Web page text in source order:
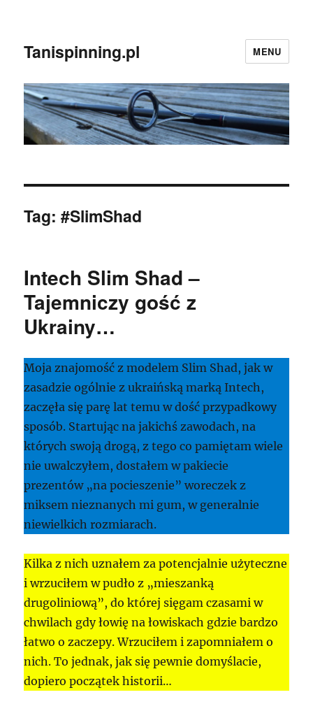
Tanispinning.pl MENU
Tag:#SlimShad
Intech Slim Shad –
Tajemniczy gość z
Ukrainy…
Moja znajomość z modelem Slim Shad, jak w
zasadzie ogólnie z ukraińską marką Intech,
zaczęła się parę lat temu w dość przypadkowy
sposób. Startując na jakichś zawodach, na
których swoją drogą, z tego co pamiętam wiele
nie uwalczyłem, dostałem w pakiecie
prezentów „na pocieszenie” woreczek z
miksem nieznanych mi gum, w generalnie
niewielkich rozmiarach.
Kilka z nich uznałem za potencjalnie użyteczne
i wrzuciłem w pudło z „mieszanką
drugoliniową”, do której sięgam czasami w
chwilach gdy łowię na łowiskach gdzie bardzo
łatwo o zaczepy. Wrzuciłem i zapomniałem o
nich. To jednak, jak się pewnie domyślacie,
dopiero początek historii…